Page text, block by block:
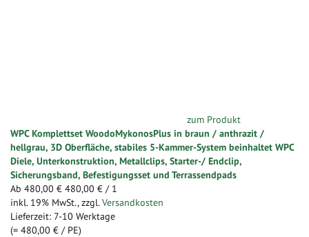
zum Produkt
WPC Komplettset WoodoMykonosPlus in braun / anthrazit /
hellgrau, 3D Oberfläche, stabiles 5-Kammer-System beinhaltet WPC
Diele, Unterkonstruktion, Metallclips, Starter-/ Endclip,
Sicherungsband, Befestigungsset und Terrassendpads
Ab 480,00 € 480,00 € / 1
inkl. 19% MwSt., zzgl. Versandkosten
Lieferzeit: 7-10 Werktage
(= 480,00 € / PE)